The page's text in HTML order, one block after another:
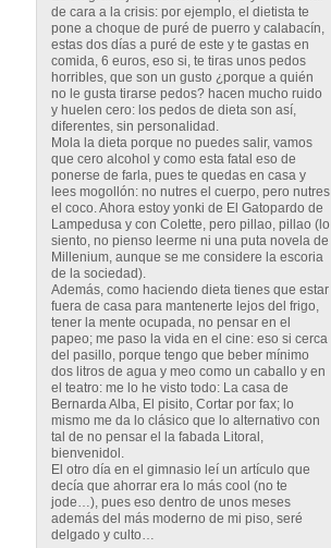
de cara a la crisis: por ejemplo, el dietista te
pone a choque de puré de puerro y calabacín,
estas dos días a puré de este y te gastas en
comida, 6 euros, eso si, te tiras unos pedos
horribles, que son un gusto ¿porque a quién
no le gusta tirarse pedos? hacen mucho ruido
y huelen cero: los pedos de dieta son así,
diferentes, sin personalidad.
Mola la dieta porque no puedes salir, vamos
que cero alcohol y como esta fatal eso de
ponerse de farla, pues te quedas en casa y
lees mogollón: no nutres el cuerpo, pero nutres
el coco. Ahora estoy yonki de El Gatopardo de
Lampedusa y con Colette, pero pillao, pillao (lo
siento, no pienso leerme ni una puta novela de
Millenium, aunque se me considere la escoria
de la sociedad).
Además, como haciendo dieta tienes que estar
fuera de casa para mantenerte lejos del frigo,
tener la mente ocupada, no pensar en el
papeo; me paso la vida en el cine: eso si cerca
del pasillo, porque tengo que beber mínimo
dos litros de agua y meo como un caballo y en
el teatro: me lo he visto todo: La casa de
Bernarda Alba, El pisito, Cortar por fax; lo
mismo me da lo clásico que lo alternativo con
tal de no pensar el la fabada Litoral,
bienvenidol.
El otro día en el gimnasio leí un artículo que
decía que ahorrar era lo más cool (no te
jode…), pues eso dentro de unos meses
además del más moderno de mi piso, seré
delgado y culto…